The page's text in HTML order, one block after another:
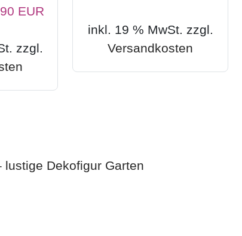
EUR
zzgl.
inkl. 19 % MwSt. zzgl.
Versandkosten